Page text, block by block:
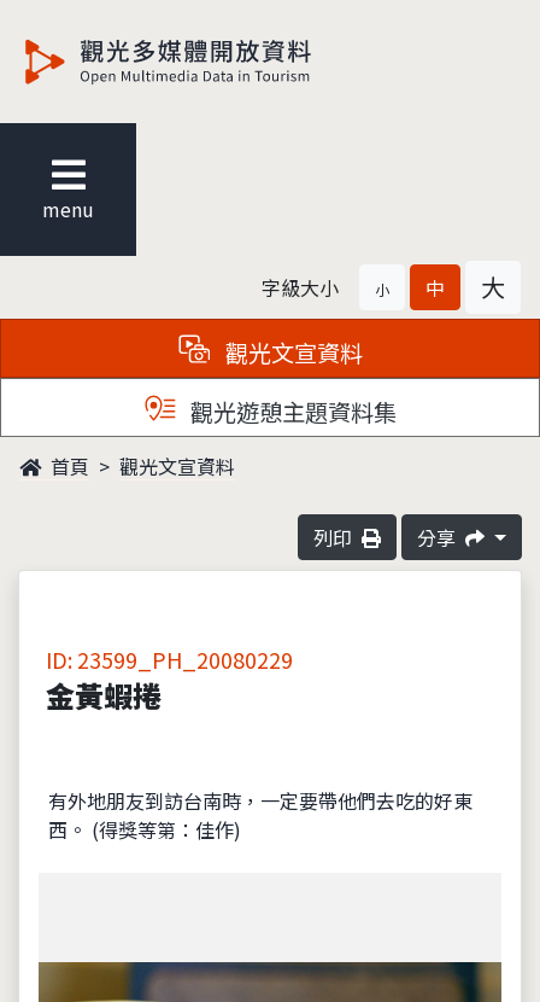
menu
字級大小 小 中 大
觀光文宣資料
觀光遊憩主題資料集
首頁 觀光文宣資料
列印 分享
ID: 23599_PH_20080229
金黃蝦捲
有外地朋友到訪台南時，一定要帶他們去吃的好東
西。 (得獎等第：佳作)